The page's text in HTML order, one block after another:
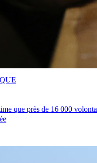
que près de 16 000